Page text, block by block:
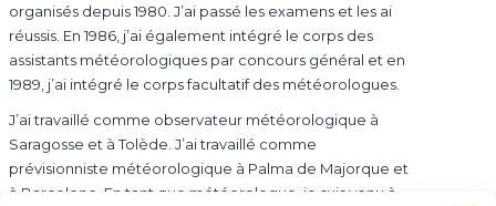
organisés depuis 1980. J’ai passé les examens et les ai
réussis. En 1986, j’ai également intégré le corps des
assistants météorologiques par concours général et en
1989, j’ai intégré le corps facultatif des météorologues.
J’ai travaillé comme observateur météorologique à
Saragosse et à Tolède. J’ai travaillé comme
prévisionniste météorologique à Palma de Majorque et
à Barcelone. En tant que météorologue, je suis venu à